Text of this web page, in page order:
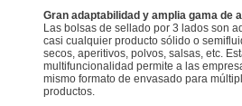
Gran adaptabilidad y amplia gama de
Las bolsas de sellado por 3 lados son
casi cualquier producto sólido o
secos, aperitivos, polvos, salsas, etc.
multifuncionalidad permite a las
mismo formato de envasado para
productos.